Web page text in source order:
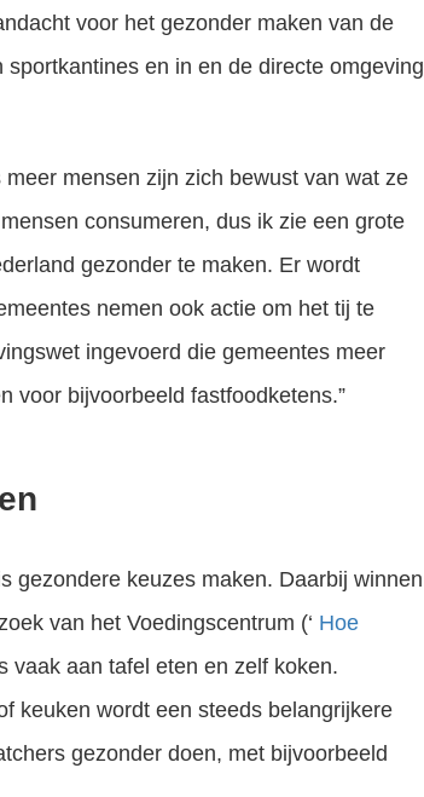
voor het gezonder maken van de
en in en de directe omgeving
mensen zijn zich bewust van wat ze
consumeren, dus ik zie een grote
gezonder te maken. Er wordt
nemen ook actie om het tij te
ingevoerd die gemeentes meer
voor bijvoorbeeld fastfoodketens.”
gezondere keuzes maken. Daarbij winnen
van het Voedingscentrum (‘ Hoe
vaak aan tafel eten en zelf koken.
keuken wordt een steeds belangrijkere
gezonder doen, met bijvoorbeeld